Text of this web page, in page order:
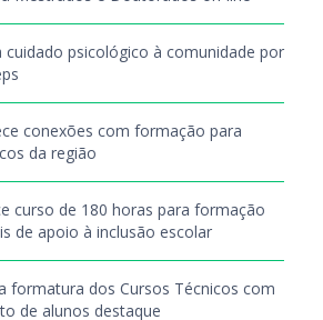
cuidado psicológico à comunidade por
conexões com formação para
da região
curso de 180 horas para formação
de apoio à inclusão escolar
formatura dos Cursos Técnicos com
de alunos destaque